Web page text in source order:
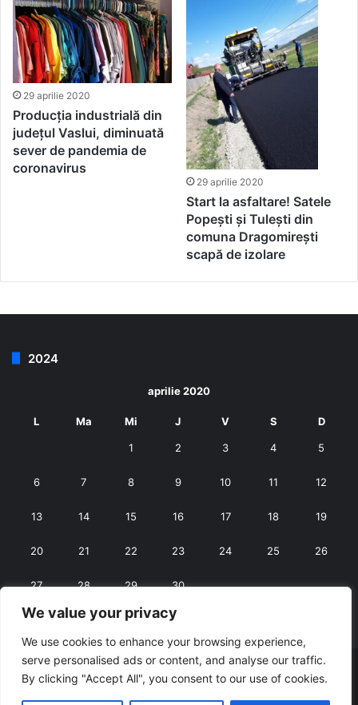
We value your privacy
We use cookies to enhance your browsing experience,
serve personalised ads or content, and analyse our traffic.
By clicking "Accept All", you consent to our use of cookies.
29 aprilie 2020
Producția industrială din
județul Vaslui, diminuată
sever de pandemia de
coronavirus
29 aprilie 2020
Start la asfaltare! Satele
Popești și Tulești din
comuna Dragomirești
scapă de izolare
2024
aprilie 2020
L Ma Mi J V S D
1 2 3 4 5
6 7 8 9 10 11 12
13 14 15 16 17 18 19
20 21 22 23 24 25 26
27 28 29 30
« mart. mai »
© Copyright 2026, All Rights Reserved | RexNet